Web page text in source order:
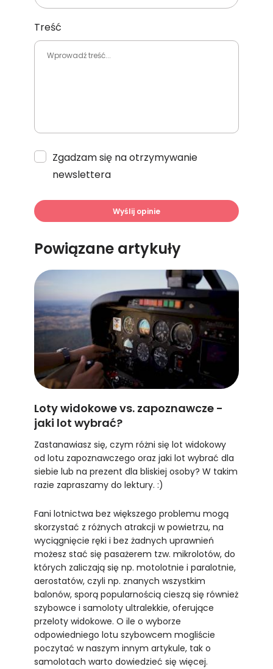
Treść
Zgadzam się na otrzymywanie
newslettera
Wyślij opinie
Powiązane artykuły
Loty widokowe vs. zapoznawcze -
jaki lot wybrać?
Zastanawiasz się, czym różni się lot widokowy
od lotu zapoznawczego oraz jaki lot wybrać dla
siebie lub na prezent dla bliskiej osoby? W takim
razie zapraszamy do lektury. :)
Fani lotnictwa bez większego problemu mogą
skorzystać z różnych atrakcji w powietrzu, na
wyciągnięcie ręki i bez żadnych uprawnień
możesz stać się pasażerem tzw. mikrolotów, do
których zaliczają się np. motolotnie i paralotnie,
aerostatów, czyli np. znanych wszystkim
balonów, sporą popularnością cieszą się również
szybowce i samoloty ultralekkie, oferujące
przeloty widokowe. O ile o wyborze
odpowiedniego lotu szybowcem mogliście
poczytać w naszym innym artykule, tak o
samolotach warto dowiedzieć się więcej.